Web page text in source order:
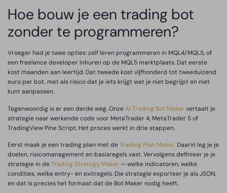
Hoe bouw je een trading bot
zonder te programmeren?
Vroeger had je twee opties: zelf leren programmeren in MQL4/MQL5, of
een freelance developer inhuren op de MQL5 marktplaats. Dat eerste
kost maanden aan leertijd. Dat tweede kost vijfhonderd tot tweeduizend
euro per bot, met als risico dat je iets krijgt wat je niet begrijpt en niet
kunt aanpassen.
Tegenwoordig is er een derde weg. OnzeAI Trading Bot Maker vertaalt je
strategie naar werkende code voor MetaTrader 4, MetaTrader 5 of
TradingView Pine Script. Het proces werkt in drie stappen.
Eerst maak je een trading plan met deTrading Plan Maker. Daarin leg je je
doelen, risicomanagement en basisregels vast. Vervolgens definieer je je
strategie in deTrading Strategy Maker — welke indicatoren, welke
condities, welke entry- en exitregels. Die strategie exporteer je als JSON,
en dat is precies het formaat dat de Bot Maker nodig heeft.